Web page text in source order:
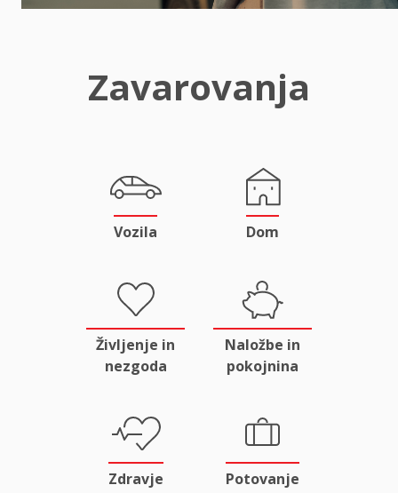
Zavarovanja
Vozila Dom
Življenje in
nezgoda
Naložbe in
pokojnina
Zdravje Potovanje